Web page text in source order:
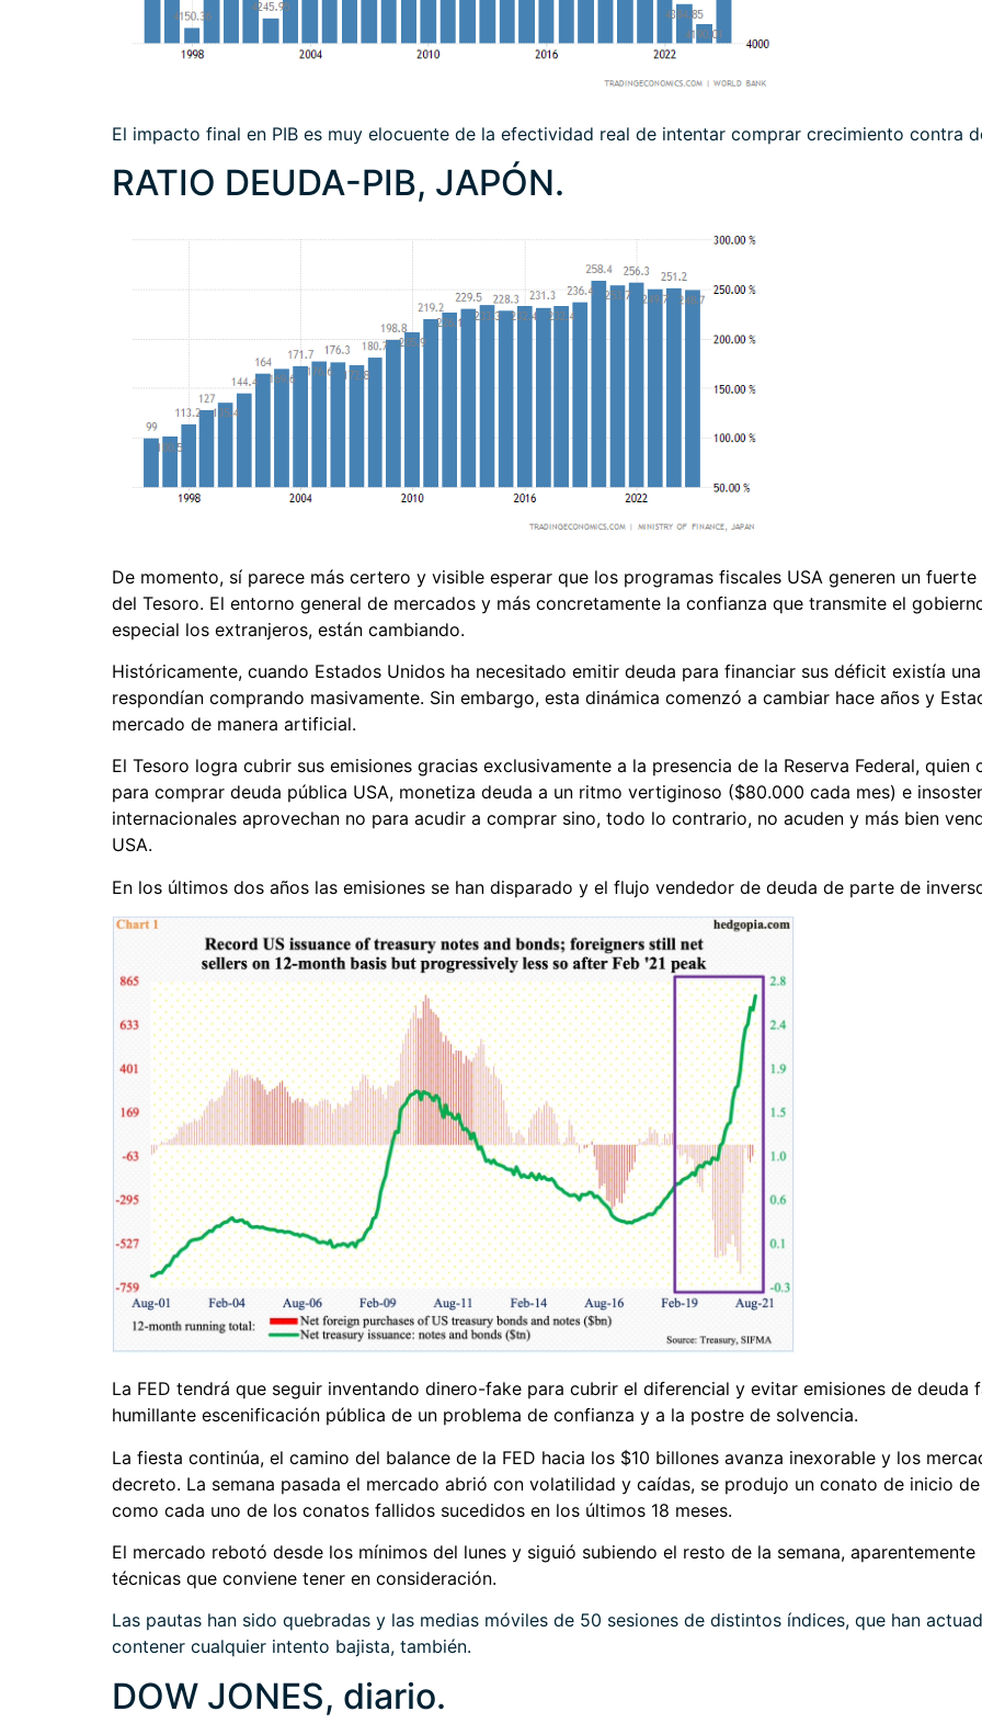
El impacto final en PIB es muy elocuente de la efectividad real de intentar comprar crecimiento contra
RATIO DEUDA-PIB, JAPÓN.
De momento, sí parece más certero y visible esperar que los programas fiscales USA generen un
del Tesoro. El entorno general de mercados y más concretamente la confianza que transmite el
especial los extranjeros, están cambiando.
Históricamente, cuando Estados Unidos ha necesitado emitir deuda para financiar sus déficit existía
respondían comprando masivamente. Sin embargo, esta dinámica comenzó a cambiar hace años y
mercado de manera artificial.
El Tesoro logra cubrir sus emisiones gracias exclusivamente a la presencia de la Reserva Federal,
para comprar deuda pública USA, monetiza deuda a un ritmo vertiginoso ($80.000 cada mes) e
internacionales aprovechan no para acudir a comprar sino, todo lo contrario, no acuden y más bien
USA.
En los últimos dos años las emisiones se han disparado y el flujo vendedor de deuda de parte de
La FED tendrá que seguir inventando dinero-fake para cubrir el diferencial y evitar emisiones de deuda
humillante escenificación pública de un problema de confianza y a la postre de solvencia.
La fiesta continúa, el camino del balance de la FED hacia los $10 billones avanza inexorable y los
decreto. La semana pasada el mercado abrió con volatilidad y caídas, se produjo un conato de inicio
como cada uno de los conatos fallidos sucedidos en los últimos 18 meses.
El mercado rebotó desde los mínimos del lunes y siguió subiendo el resto de la semana,
técnicas que conviene tener en consideración.
Las pautas han sido quebradas y las medias móviles de 50 sesiones de distintos índices, que han
contener cualquier intento bajista, también.
DOW JONES, diario.